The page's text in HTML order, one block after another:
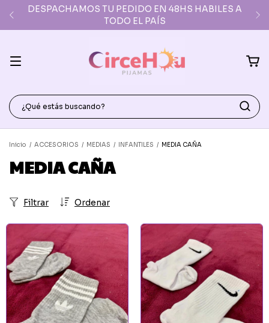
DESPACHAMOS TU PEDIDO EN 48HS HABILES A
TODO EL PAÍS
Inicio / ACCESORIOS / MEDIAS / INFANTILES / MEDIA CAÑA
MEDIA CAÑA
Ordenar
Filtrar